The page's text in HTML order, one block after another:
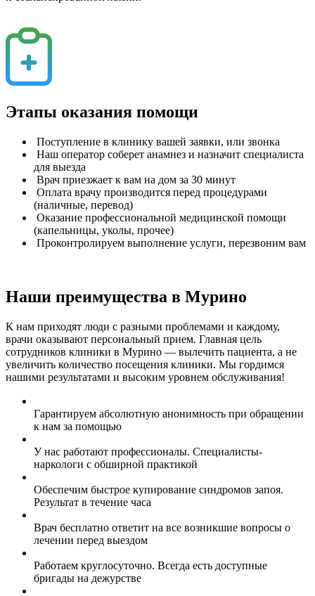
Этапы оказания помощи
Поступление в клинику вашей заявки, или звонка
Наш оператор соберет анамнез и назначит специалиста
для выезда
Врач приезжает к вам на дом за 30 минут
Оплата врачу производится перед процедурами
(наличные, перевод)
Оказание профессиональной медицинской помощи
(капельницы, уколы, прочее)
Проконтролируем выполнение услуги, перезвоним вам
Наши преимущества в Мурино
К нам приходят люди с разными проблемами и каждому,
врачи оказывают персональный прием. Главная цель
сотрудников клиники в Мурино — вылечить пациента, а не
увеличить количество посещения клиники. Мы гордимся
нашими результатами и высоким уровнем обслуживания!
Гарантируем абсолютную анонимность при обращении
к нам за помощью
У нас работают профессионалы. Специалисты-
наркологи с обширной практикой
Обеспечим быстрое купирование синдромов запоя.
Результат в течение часа
Врач бесплатно ответит на все возникшие вопросы о
лечении перед выездом
Работаем круглосуточно. Всегда есть доступные
бригады на дежурстве